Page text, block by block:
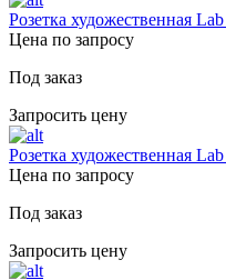
Розетка художественная
Цена по запросу
Под заказ
Запросить цену
Розетка художественная
Цена по запросу
Под заказ
Запросить цену